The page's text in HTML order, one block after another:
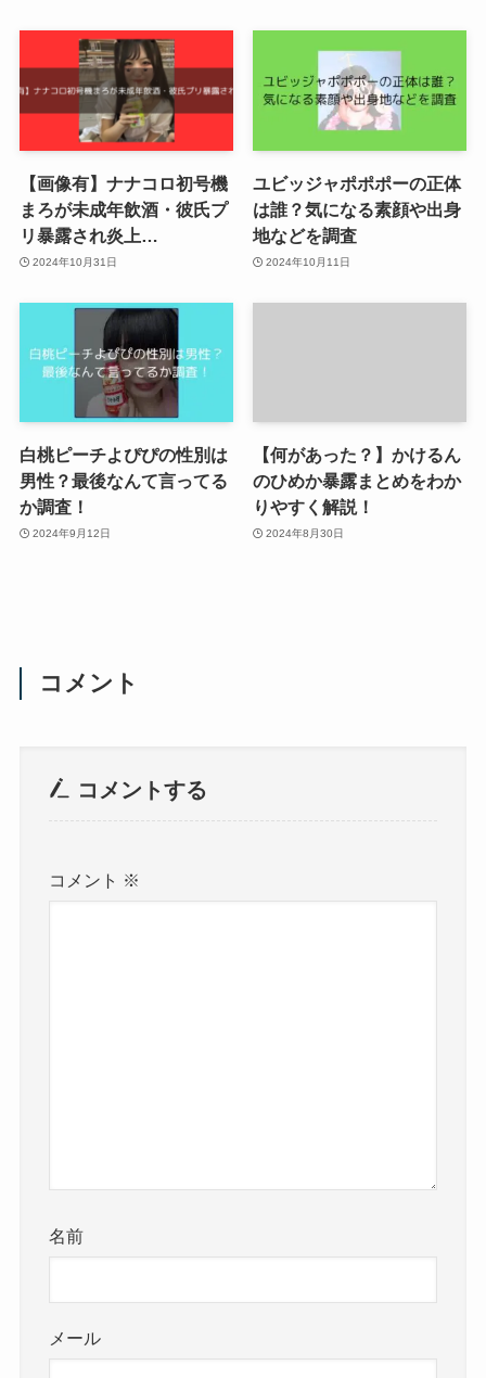
【画像有】ナナコロ初号機
まろが未成年飲酒・彼氏プ
リ暴露され炎上…
2024年10月31日
ユビッジャポポポーの正体
は誰？気になる素顔や出身
地などを調査
2024年10月11日
白桃ピーチよぴぴの性別は
男性？最後なんて言ってる
か調査！
2024年9月12日
【何があった？】かけるん
のひめか暴露まとめをわか
りやすく解説！
2024年8月30日
コメント
コメントする
コメント ※
名前
メール